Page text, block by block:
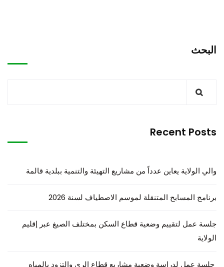
البحث
Recent Posts
والي الولاية يعاين عدداً من مشاريع التهيئة والتنمية ببلدية قالمة
برنامج المسابح المتنقلة لموسم الاصطياف لسنة 2026
جلسة عمل لتقييم وضعية قطاع السكن بمختلف الصيغ عبر إقليم
الولاية
جلسة عمل لدراسة وضعية مشاريع قطاع الري والتزود بالمياه